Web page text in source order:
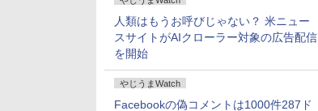
ど！その14】
人類はもうお呼びじゃない？ 米ニュー
スサイトがAIクローラー対象の広告配信
を開始
やじうまWatch
Facebookの偽コメントは1000件287ド